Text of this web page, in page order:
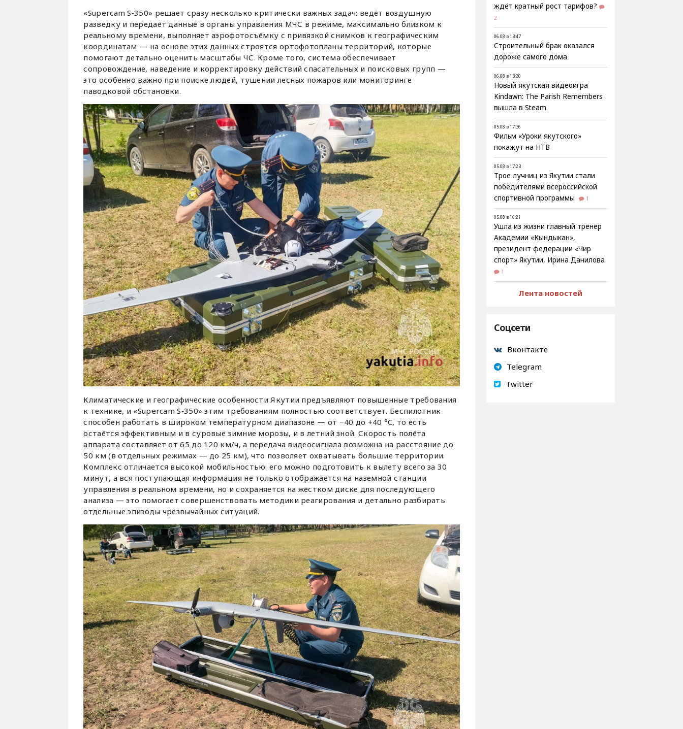
«Supercam S‑350» решает сразу несколько критически важных задач: ведёт воздушную
разведку и передаёт данные в органы управления МЧС в режиме, максимально близком к
реальному времени, выполняет аэрофотосъёмку с привязкой снимков к географическим
координатам — на основе этих данных строятся ортофотопланы территорий, которые
помогают детально оценить масштабы ЧС. Кроме того, система обеспечивает
сопровождение, наведение и корректировку действий спасательных и поисковых групп —
это особенно важно при поиске людей, тушении лесных пожаров или мониторинге
паводковой обстановки.
Климатические и географические особенности Якутии предъявляют повышенные требования
к технике, и «Supercam S‑350» этим требованиям полностью соответствует. Беспилотник
способен работать в широком температурном диапазоне — от −40 до +40 °C, то есть
остаётся эффективным и в суровые зимние морозы, и в летний зной. Скорость полёта
аппарата составляет от 65 до 120 км/ч, а передача видеосигнала возможна на расстояние до
50 км (в отдельных режимах — до 25 км), что позволяет охватывать большие территории.
Комплекс отличается высокой мобильностью: его можно подготовить к вылету всего за 30
минут, а вся поступающая информация не только отображается на наземной станции
управления в реальном времени, но и сохраняется на жёстком диске для последующего
анализа — это помогает совершенствовать методики реагирования и детально разбирать
отдельные эпизоды чрезвычайных ситуаций.
ждёт кратный рост тарифов?
2
06.08 в 13:47
Строительный брак оказался
дороже самого дома
06.08 в 13:20
Новый якутская видеоигра
Kindawn: The Parish Remembers
вышла в Steam
05.08 в 17:36
Фильм «Уроки якутского»
покажут на НТВ
05.08 в 17:23
Трое лучниц из Якутии стали
победителями всероссийской
спортивной программы
1
05.08 в 16:21
Ушла из жизни главный тренер
Академии «Кындыкан»,
президент федерации «Чир
спорт» Якутии, Ирина Данилова
1
Лента новостей
Соцсети
Вконтакте
Telegram
Twitter